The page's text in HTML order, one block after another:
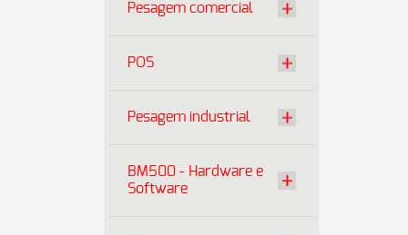
Pesagem comercial
POS
Pesagem industrial
BM500 - Hardware e
Software